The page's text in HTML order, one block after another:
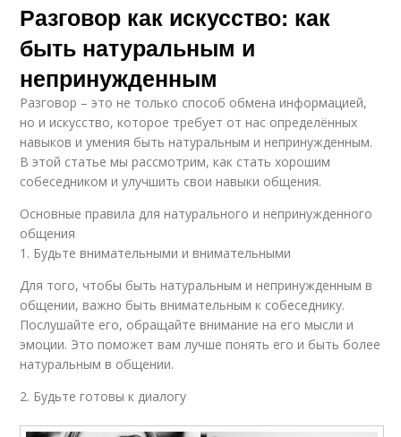
Разговор на свидании
Разговор как искусство: как
быть натуральным и
непринужденным
Разговор – это не только способ обмена информацией,
но и искусство, которое требует от нас определённых
навыков и умения быть натуральным и непринужденным.
В этой статье мы рассмотрим, как стать хорошим
собеседником и улучшить свои навыки общения.
Основные правила для натурального и непринужденного
общения
1. Будьте внимательными и внимательными
Для того, чтобы быть натуральным и непринужденным в
общении, важно быть внимательным к собеседнику.
Послушайте его, обращайте внимание на его мысли и
эмоции. Это поможет вам лучше понять его и быть более
натуральным в общении.
2. Будьте готовы к диалогу